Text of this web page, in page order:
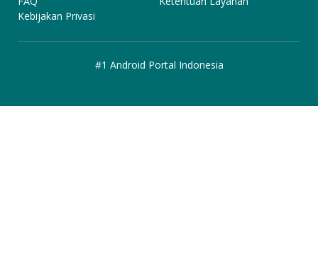
Kebijakan Privasi
#1 Android Portal Indonesia